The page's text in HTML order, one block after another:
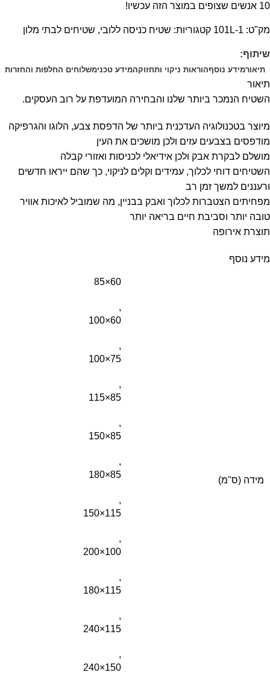
10 אנשים שצופים במוצר הזה עכשיו!
מק"ט: 101L-1 קטגוריות: שטיח כניסה ללובי, שטיחים לבתי מלון
שיתוף:
תיאורמידע נוסףהוראות ניקוי ותחזוקהמידע טכנימשלוחים החלפות והחזרות
תיאור
השטיח הנמכר ביותר שלנו והבחירה המועדפת על רוב העסקים.
מיוצר בטכנולוגיה העדכנית ביותר של הדפסת צבע, הלוגו והגרפיקה
מודפסים בצבעים עזים ולכן מושכים את העין
מושלם לבקרת אבק ולכן אידיאלי לכניסות ואזורי קבלה
השטיחים דוחי לכלוך, עמידים וקלים לניקוי, כך שהם ייראו חדשים
ורעננים למשך זמן רב
מפחיתים הצטברות לכלוך ואבק בבניין, מה שמוביל לאיכות אוויר
טובה יותר וסביבת חיים בריאה יותר
תוצרת אירופה
מידע נוסף
מידה (ס"מ)
60×85
,
60×100
,
75×100
,
85×115
,
85×150
,
85×180
,
115×150
,
100×200
,
115×180
,
115×240
,
150×240